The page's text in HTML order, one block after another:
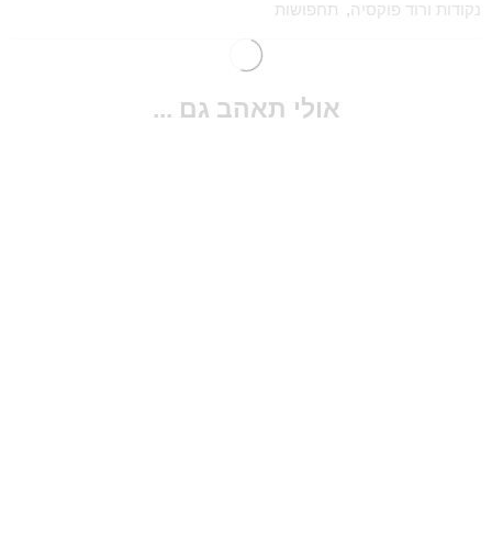
נקודות ורוד פוקסיה, תחפושות
אולי תאהב גם ...